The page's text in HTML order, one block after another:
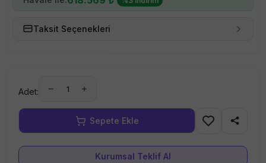
Taksit Seçenekleri
Adet: 1
Kurumsal Teklif Al